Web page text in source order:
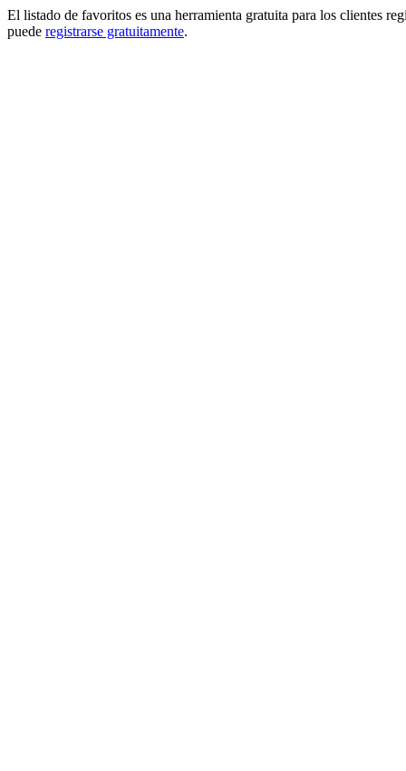
El listado de favoritos es una herramienta gratuita para los clientes
puede registrarse gratuitamente.